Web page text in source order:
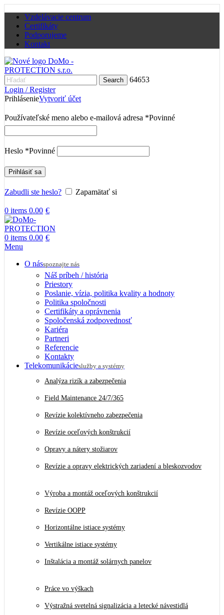
Vzdelávacie centrum
Certifikáty
Podporujeme
Kontakt
Search
64653
Login / Register
PrihlásenieVytvoriť účet
Používateľské meno alebo e-mailová adresa *Povinné
Heslo *Povinné
Prihlásiť sa
Zabudli ste heslo? Zapamätať si
0 items 0.00 €
0 items 0.00 €
Menu
O násspoznajte nás
Náš príbeh / história
Priestory
Poslanie, vízia, politika kvality a hodnoty
Politika spoločnosti
Certifikáty a oprávnenia
Spoločenská zodpovednosť
Kariéra
Partneri
Referencie
Kontakty
Telekomunikácieslužby a systémy
Analýza rizík a zabezpečenia
Field Maintenance 24/7/365
Revízie kolektívneho zabezpečenia
Revízie oceľových konštrukcií
Opravy a nátery stožiarov
Revízie a opravy elektrických zariadení a bleskozvodov
Výroba a montáž oceľových konštrukcií
Revízie OOPP
Horizontálne istiace systémy
Vertikálne istiace systémy
Inštalácia a montáž solárnych panelov
Práce vo výškach
Výstražná svetelná signalizácia a letecké návestidlá